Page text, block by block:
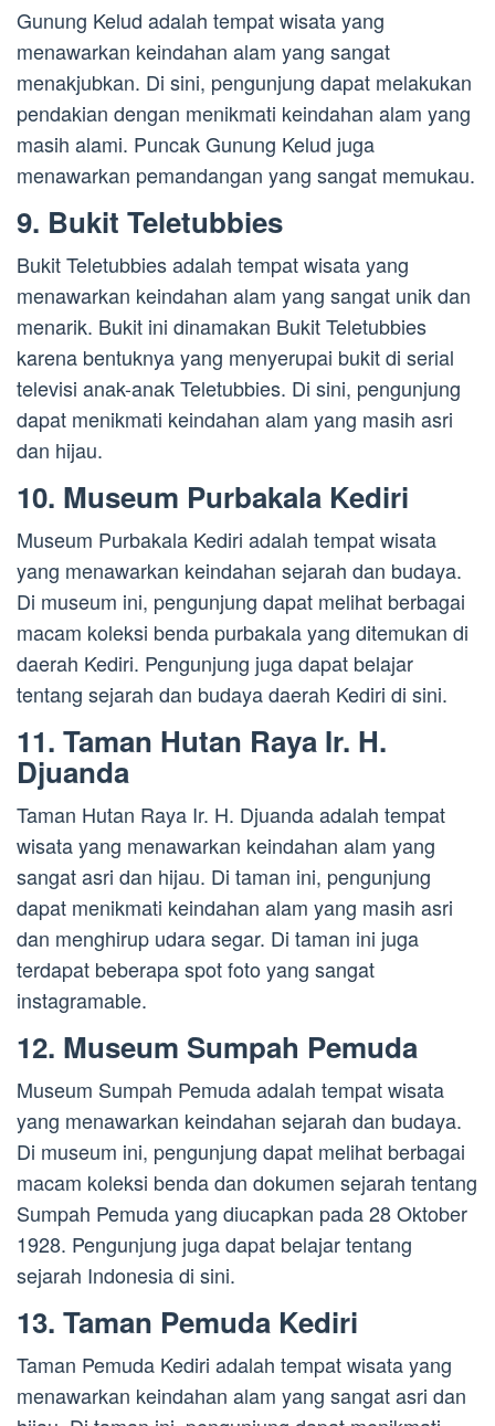
Gunung Kelud adalah tempat wisata yang
menawarkan keindahan alam yang sangat
menakjubkan. Di sini, pengunjung dapat melakukan
pendakian dengan menikmati keindahan alam yang
masih alami. Puncak Gunung Kelud juga
menawarkan pemandangan yang sangat memukau.
9. Bukit Teletubbies
Bukit Teletubbies adalah tempat wisata yang
menawarkan keindahan alam yang sangat unik dan
menarik. Bukit ini dinamakan Bukit Teletubbies
karena bentuknya yang menyerupai bukit di serial
televisi anak-anak Teletubbies. Di sini, pengunjung
dapat menikmati keindahan alam yang masih asri
dan hijau.
10. Museum Purbakala Kediri
Museum Purbakala Kediri adalah tempat wisata
yang menawarkan keindahan sejarah dan budaya.
Di museum ini, pengunjung dapat melihat berbagai
macam koleksi benda purbakala yang ditemukan di
daerah Kediri. Pengunjung juga dapat belajar
tentang sejarah dan budaya daerah Kediri di sini.
11. Taman Hutan Raya Ir. H.
Djuanda
Taman Hutan Raya Ir. H. Djuanda adalah tempat
wisata yang menawarkan keindahan alam yang
sangat asri dan hijau. Di taman ini, pengunjung
dapat menikmati keindahan alam yang masih asri
dan menghirup udara segar. Di taman ini juga
terdapat beberapa spot foto yang sangat
instagramable.
12. Museum Sumpah Pemuda
Museum Sumpah Pemuda adalah tempat wisata
yang menawarkan keindahan sejarah dan budaya.
Di museum ini, pengunjung dapat melihat berbagai
macam koleksi benda dan dokumen sejarah tentang
Sumpah Pemuda yang diucapkan pada 28 Oktober
1928. Pengunjung juga dapat belajar tentang
sejarah Indonesia di sini.
13. Taman Pemuda Kediri
Taman Pemuda Kediri adalah tempat wisata yang
menawarkan keindahan alam yang sangat asri dan